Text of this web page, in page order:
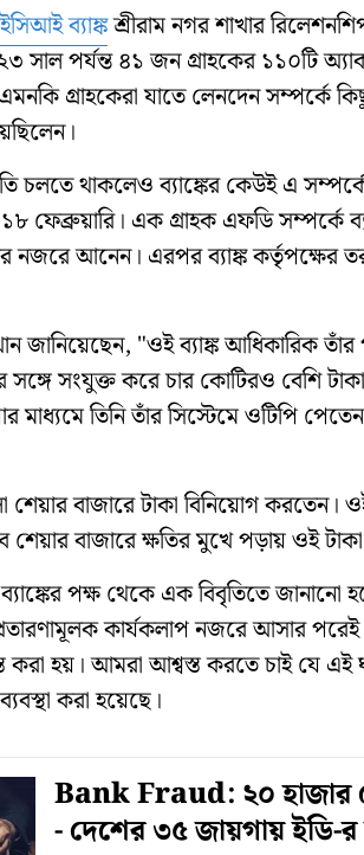
ব্যাঙ্কশ্রীরাম নগর শাখার
পর্যন্ত ৪১ জন গ্রাহকের ১১০টি
গ্রাহকেরা যাতে লেনদেন সম্পর্কে
চলতে থাকলেও ব্যাঙ্কের কেউই এ
ফেব্রুয়ারি। এক গ্রাহক এফডি সম্পর্কে
নজরে আনেন। এরপর ব্যাঙ্ক
জানিয়েছেন, "ওই ব্যাঙ্ক আধিকারিক
সঙ্গে সংযুক্ত করে চার কোটিরও বেশি
মাধ্যমে তিনি তাঁর সিস্টেমে ওটিপি
শেয়ার বাজারে টাকা বিনিয়োগ করতেন।
শেয়ার বাজারে ক্ষতির মুখে পড়ায় ওই
পক্ষ থেকে এক বিবৃতিতে জানানো
কার্যকলাপ নজরে আসার
হয়। আমরা আশ্বস্ত করতে চাই যে এই
করা হয়েছে।
Bank Fraud: ২০ হাজার
- দেশের ৩৫ জায়গায় ইডি-